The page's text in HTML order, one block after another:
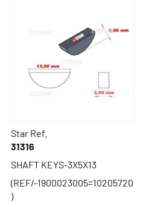
Star Ref.
31316
SHAFT KEYS-3X5X13
(REF/-1900023005=10205720
)